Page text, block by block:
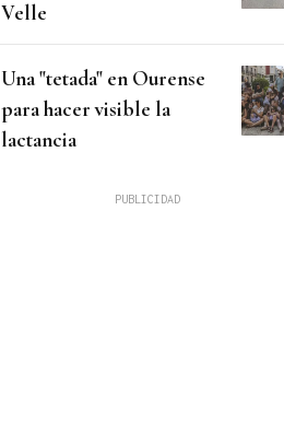
Velle
Una "tetada" en Ourense
para hacer visible la
lactancia